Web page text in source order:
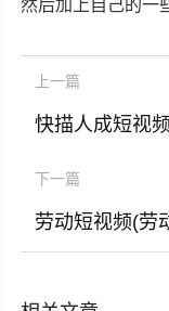
然后加上自己的一
上一篇
下一篇
劳动短视频(劳